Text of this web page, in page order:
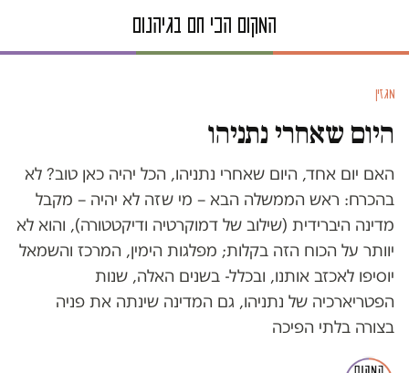
מגזין
היום שאחרי נתניהו
האם יום אחד, היום שאחרי נתניהו, הכל יהיה כאן טוב? לא
בהכרח: ראש הממשלה הבא – מי שזה לא יהיה – מקבל
מדינה היברידית (שילוב של דמוקרטיה ודיקטטורה), והוא לא
יוותר על הכוח הזה בקלות; מפלגות הימין, המרכז והשמאל
יוסיפו לאכזב אותנו, ובכלל- בשנים האלה, שנות
הפטריארכיה של נתניהו, גם המדינה שינתה את פניה
בצורה בלתי הפיכה